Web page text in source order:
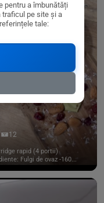
12
rapid (4 portii)
Fulgi de ovaz -160...
pentru a îmbunătăți
traficul pe site și a
tale: